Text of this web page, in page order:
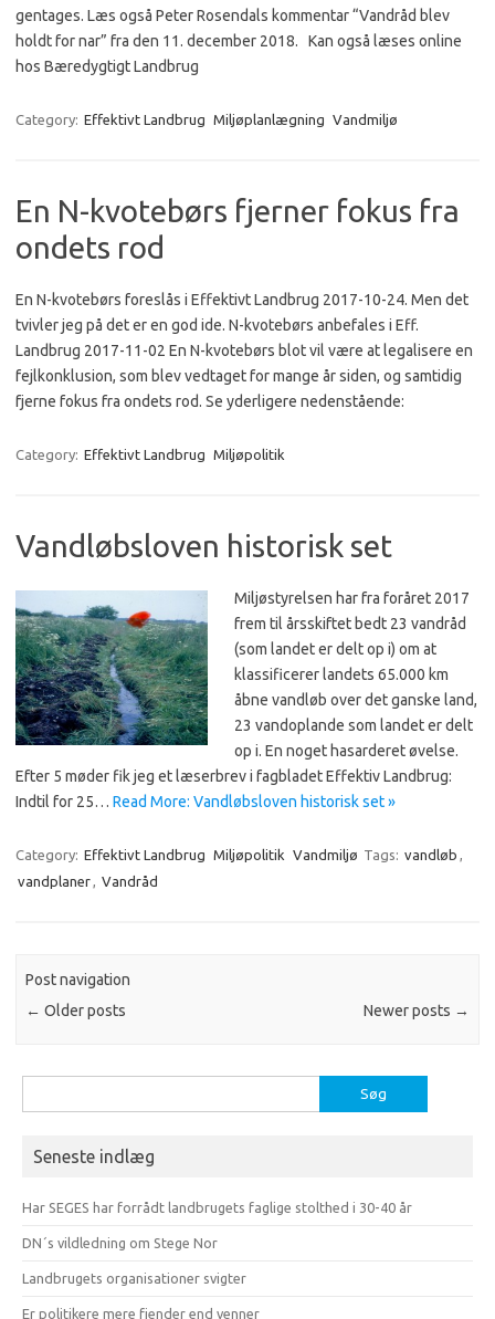
gentages. Læs også Peter Rosendals kommentar “Vandråd blev
holdt for nar” fra den 11. december 2018. Kan også læses online
hos Bæredygtigt Landbrug
Category: Effektivt Landbrug Miljøplanlægning Vandmiljø
En N-kvotebørs fjerner fokus fra
ondets rod
En N-kvotebørs foreslås i Effektivt Landbrug 2017-10-24. Men det
tvivler jeg på det er en god ide. N-kvotebørs anbefales i Eff.
Landbrug 2017-11-02 En N-kvotebørs blot vil være at legalisere en
fejlkonklusion, som blev vedtaget for mange år siden, og samtidig
fjerne fokus fra ondets rod. Se yderligere nedenstående:
Category: Effektivt Landbrug Miljøpolitik
Vandløbsloven historisk set
Miljøstyrelsen har fra foråret 2017
frem til årsskiftet bedt 23 vandråd
(som landet er delt op i) om at
klassificerer landets 65.000 km
åbne vandløb over det ganske land,
23 vandoplande som landet er delt
op i. En noget hasarderet øvelse.
Efter 5 møder fik jeg et læserbrev i fagbladet Effektiv Landbrug:
Indtil for 25… Read More: Vandløbsloven historisk set »
Category: Effektivt Landbrug Miljøpolitik Vandmiljø Tags: vandløb ,
vandplaner, Vandråd
Post navigation
← Older posts Newer posts →
efter:
Seneste indlæg
Har SEGES har forrådt landbrugets faglige stolthed i 30-40 år
DN´s vildledning om Stege Nor
Landbrugets organisationer svigter
Er politikere mere fjender end venner